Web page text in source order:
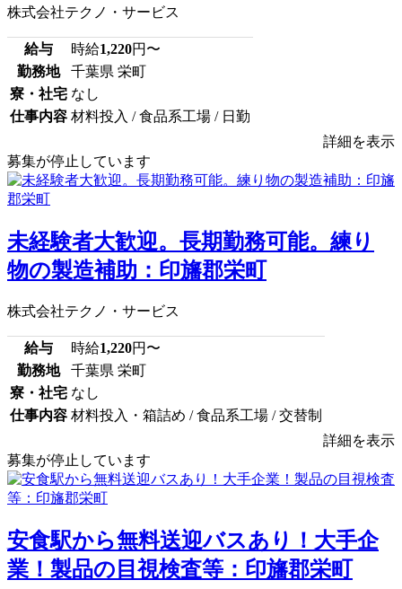
株式会社テクノ・サービス
給与 時給1,220円〜
勤務地
千葉県 栄町
寮・社宅 なし
仕事内容 材料投入 / 食品系工場 / 日勤
詳細を表示
募集が停止しています
未経験者大歓迎。長期勤務可能。練り
物の製造補助：印旛郡栄町
株式会社テクノ・サービス
給与 時給1,220円〜
勤務地
千葉県 栄町
寮・社宅 なし
仕事内容 材料投入・箱詰め / 食品系工場 / 交替制
詳細を表示
募集が停止しています
安食駅から無料送迎バスあり！大手企
業！製品の目視検査等：印旛郡栄町